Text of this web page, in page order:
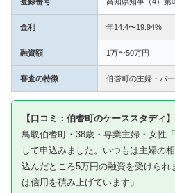
金利 年14.4〜19.94%
融資額 1万〜50万円
審査の特徴 伯耆町の主婦・パ
【口コミ：伯耆町のケーススタディ】
鳥取伯耆町・38歳・専業主婦・女性
して申込みました。いつもは主婦の
込んだところ5万円の融資を受けら
は信用を積み上げています」